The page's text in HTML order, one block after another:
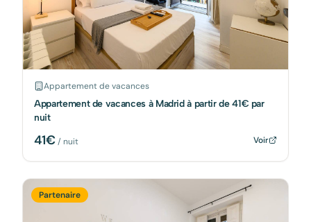
Appartement de vacances
Appartement de vacances à Madrid à partir de 41€ par
nuit
41€/ nuit Voir
Partenaire